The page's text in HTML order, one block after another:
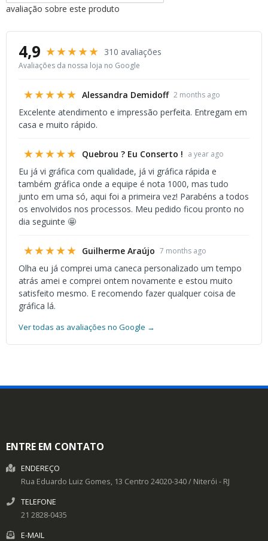
avaliação sobre este produto
4,9 ★★★★★ 310 avaliações
Avaliações da nossa loja no Google
★★★★★ Alessandra Demidoff 2 months ago
Excelente atendimento e impressão perfeita. Entregam em
casa e muito rápido.
★★★★★ Quebrou ? Eu Conserto ! a year ago
Eu já vi gráfica com qualidade, já vi gráfica rápida e
também gráfica onde a equipe é nota 1000, mas tudo
junto em uma só, aqui foi a primeira vez! Parabéns a todos
os envolvidos nos processos. Meu pedido ficou pronto no
dia seguinte 🤩
★★★★★ Guilherme Araújo 7 months ago
Olha eu já comprei uma caneca personalizado um tempo
atrás amei e comprei ontem novamente e estou muito
satisfeito mesmo. E recomendo fazer qualquer coisa de
gráfica lá.
Ver todas as avaliações no Google →
ENTRE EM CONTATO
ENDEREÇO
Rua Eduardo Luiz Gomes, 13 Centro 24020-340/ Niterói - RJ
TELEFONE
21 2828-0435
E-MAIL